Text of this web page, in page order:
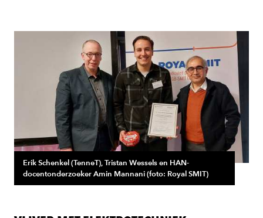
Erik Schenkel (TenneT), Tristan Wessels en HAN-
docentonderzoeker Amin Mannani (foto: Royal SMIT)